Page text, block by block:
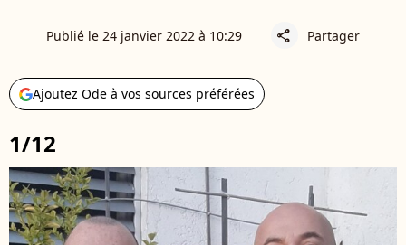
Publié le 24 janvier 2022 à 10:29 share Partager
Ajoutez Ode à vos sources préférées
1/12